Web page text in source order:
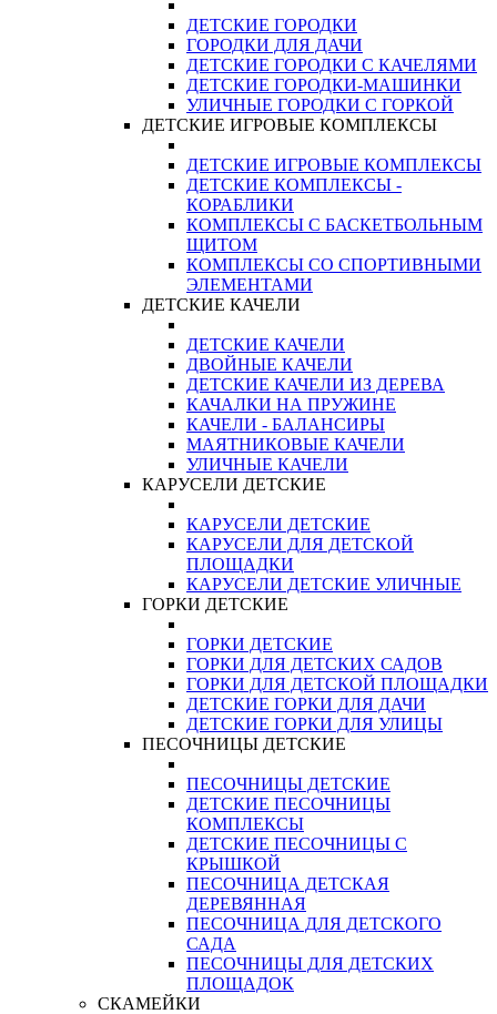
ДЕТСКИЕ ГОРОДКИ
ГОРОДКИ ДЛЯ ДАЧИ
ДЕТСКИЕ ГОРОДКИ С КАЧЕЛЯМИ
ДЕТСКИЕ ГОРОДКИ-МАШИНКИ
УЛИЧНЫЕ ГОРОДКИ С ГОРКОЙ
ДЕТСКИЕ ИГРОВЫЕ КОМПЛЕКСЫ
ДЕТСКИЕ ИГРОВЫЕ КОМПЛЕКСЫ
ДЕТСКИЕ КОМПЛЕКСЫ -
КОРАБЛИКИ
КОМПЛЕКСЫ С БАСКЕТБОЛЬНЫМ
ЩИТОМ
КОМПЛЕКСЫ СО СПОРТИВНЫМИ
ЭЛЕМЕНТАМИ
ДЕТСКИЕ КАЧЕЛИ
ДЕТСКИЕ КАЧЕЛИ
ДВОЙНЫЕ КАЧЕЛИ
ДЕТСКИЕ КАЧЕЛИ ИЗ ДЕРЕВА
КАЧАЛКИ НА ПРУЖИНЕ
КАЧЕЛИ - БАЛАНСИРЫ
МАЯТНИКОВЫЕ КАЧЕЛИ
УЛИЧНЫЕ КАЧЕЛИ
КАРУСЕЛИ ДЕТСКИЕ
КАРУСЕЛИ ДЕТСКИЕ
КАРУСЕЛИ ДЛЯ ДЕТСКОЙ
ПЛОЩАДКИ
КАРУСЕЛИ ДЕТСКИЕ УЛИЧНЫЕ
ГОРКИ ДЕТСКИЕ
ГОРКИ ДЕТСКИЕ
ГОРКИ ДЛЯ ДЕТСКИХ САДОВ
ГОРКИ ДЛЯ ДЕТСКОЙ ПЛОЩАДКИ
ДЕТСКИЕ ГОРКИ ДЛЯ ДАЧИ
ДЕТСКИЕ ГОРКИ ДЛЯ УЛИЦЫ
ПЕСОЧНИЦЫ ДЕТСКИЕ
ПЕСОЧНИЦЫ ДЕТСКИЕ
ДЕТСКИЕ ПЕСОЧНИЦЫ
КОМПЛЕКСЫ
ДЕТСКИЕ ПЕСОЧНИЦЫ С
КРЫШКОЙ
ПЕСОЧНИЦА ДЕТСКАЯ
ДЕРЕВЯННАЯ
ПЕСОЧНИЦА ДЛЯ ДЕТСКОГО
САДА
ПЕСОЧНИЦЫ ДЛЯ ДЕТСКИХ
ПЛОЩАДОК
СКАМЕЙКИ